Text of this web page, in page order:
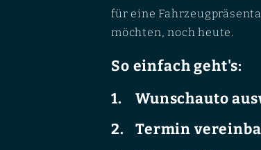
für eine
möchten, noch heute.
So einfach geht's:
Wunschauto
Termin